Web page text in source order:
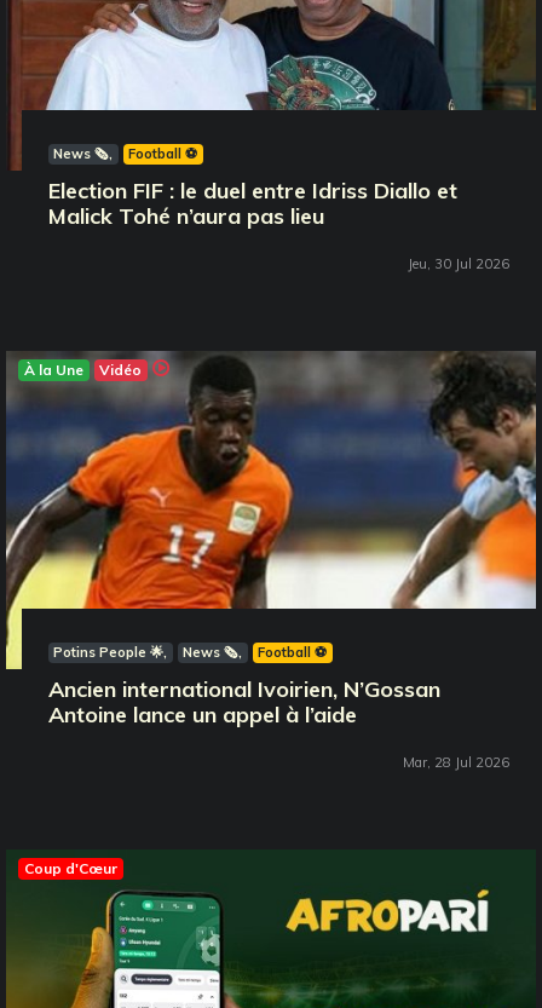
News 🗞️ Football ⚽️
Election FIF : le duel entre Idriss Diallo et
Malick Tohé n’aura pas lieu
Jeu, 30 Jul 2026
À la Une Vidéo
Potins People 🌟 News 🗞️ Football ⚽️
Ancien international Ivoirien, N’Gossan
Antoine lance un appel à l’aide
Mar, 28 Jul 2026
Coup d'Cœur